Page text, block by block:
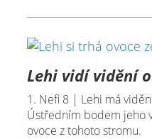
Lehi vidí vidění
1. Nefi 8 | Lehi má
Ústředním bodem jeho
ovoce z tohoto stromu.